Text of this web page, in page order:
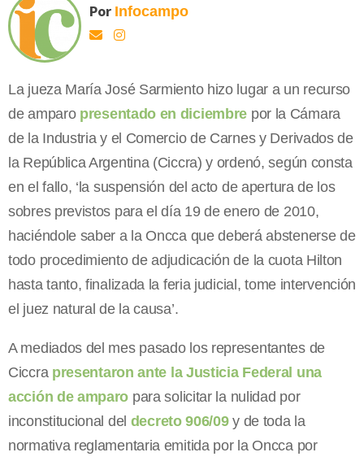
Por Infocampo
La jueza María José Sarmiento hizo lugar a un recurso
de amparo presentado en diciembre por la Cámara
de la Industria y el Comercio de Carnes y Derivados de
la República Argentina (Ciccra) y ordenó, según consta
en el fallo, ‘la suspensión del acto de apertura de los
sobres previstos para el día 19 de enero de 2010,
haciéndole saber a la Oncca que deberá abstenerse de
todo procedimiento de adjudicación de la cuota Hilton
hasta tanto, finalizada la feria judicial, tome intervención
el juez natural de la causa’.
A mediados del mes pasado los representantes de
Ciccra presentaron ante la Justicia Federal una
acción de amparo para solicitar la nulidad por
inconstitucional del decreto 906/09y de toda la
normativa reglamentaria emitida por la Oncca por